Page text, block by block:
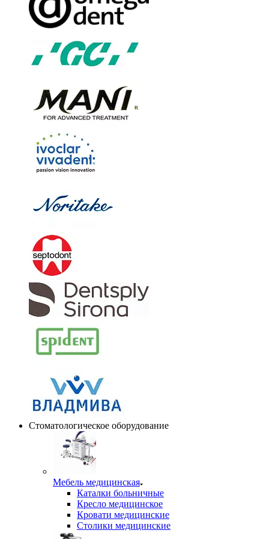
Стоматологическое оборудование
Мебель медицинская
Каталки больничные
Кресло медицинское
Кровати медицинские
Столики медицинские